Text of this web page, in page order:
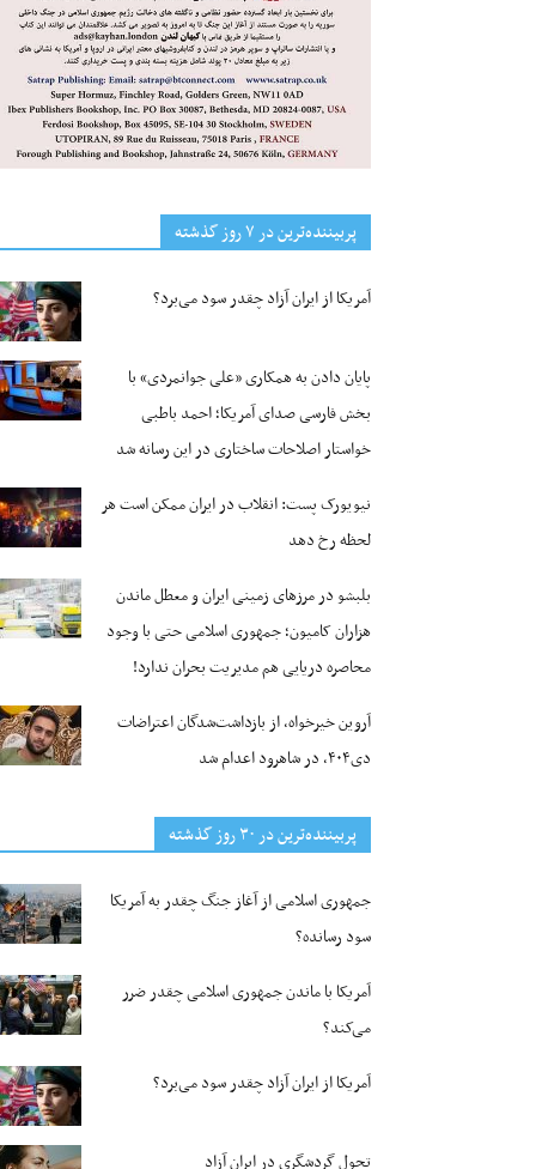
پربیننده‌ترین‌ در ۷ روز گذشته
آمریکا از ایران آزاد چقدر سود می‌برد؟
پایان دادن به همکاری «علی جوانمردی» با
بخش فارسی صدای آمریکا؛ احمد باطبی
خواستار اصلاحات ساختاری در این رسانه شد
نیویورک پست: انقلاب در ایران ممکن است هر
لحظه رخ دهد
بلبشو در مرزهای زمینی ایران و معطل ماندن
هزاران کامیون؛ جمهوری اسلامی حتی با وجود
محاصره دریایی هم مدیریت بحران ندارد!
آروین خیرخواه، از بازداشت‌شدگان اعتراضات
دی۴۰۴، در شاهرود اعدام شد
پربیننده‌ترین‌ در ۳۰ روز گذشته
جمهوری اسلامی از آغاز جنگ چقدر به آمریکا
سود رسانده؟
آمریکا با ماندن جمهوری اسلامی چقدر ضرر
می‌کند؟
آمریکا از ایران آزاد چقدر سود می‌برد؟
تحول گردشگری در ایران آزاد